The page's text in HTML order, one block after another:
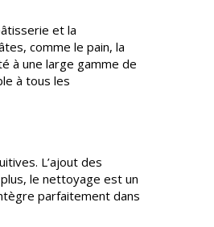
et la
comme le pain, la
à une large gamme de
à tous les
L’ajout des
le nettoyage est un
parfaitement dans